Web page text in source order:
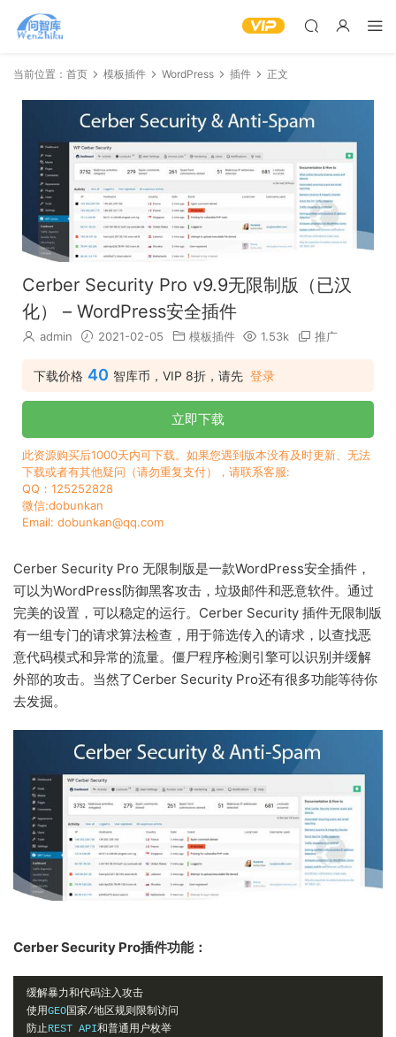
当前位置： 首页 模板插件 WordPress 插件 正文
Cerber Security Pro v9.9无限制版（已汉
化） – WordPress安全插件
admin 2021-02-05 模板插件 1.53k 推广
下载价格 40 智库币，VIP 8折，请先 登录
立即下载
此资源购买后1000天内可下载。如果您遇到版本没有及时更新、无法
下载或者有其他疑问（请勿重复支付），请联系客服:
QQ：125252828
微信:dobunkan
Email: dobunkan@qq.com
Cerber Security Pro 无限制版是一款WordPress安全插件，
可以为WordPress防御黑客攻击，垃圾邮件和恶意软件。通过
完美的设置，可以稳定的运行。Cerber Security 插件无限制版
有一组专门的请求算法检查，用于筛选传入的请求，以查找恶
意代码模式和异常的流量。僵尸程序检测引擎可以识别并缓解
外部的攻击。当然了Cerber Security Pro还有很多功能等待你
去发掘。
Cerber Security Pro插件功能：
缓解暴力和代码注入攻击
使用GEO国家/地区规则限制访问
防止REST API和普通用户枚举